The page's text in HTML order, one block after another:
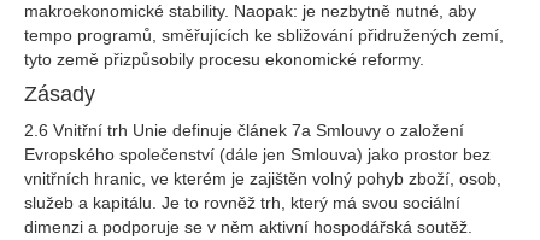
makroekonomické stability. Naopak: je nezbytně nutné, aby
tempo programů, směřujících ke sbližování přidružených zemí,
tyto země přizpůsobily procesu ekonomické reformy.
Zásady
2.6 Vnitřní trh Unie definuje článek 7a Smlouvy o založení
Evropského společenství (dále jen Smlouva) jako prostor bez
vnitřních hranic, ve kterém je zajištěn volný pohyb zboží, osob,
služeb a kapitálu. Je to rovněž trh, který má svou sociální
dimenzi a podporuje se v něm aktivní hospodářská soutěž.